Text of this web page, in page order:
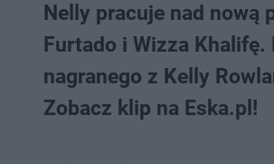
Nelly pracuje nad nową
Furtado i Wizza
nagranego z Kelly
Zobacz klip na Eska.pl!